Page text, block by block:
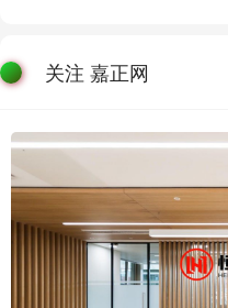
关注 嘉正网